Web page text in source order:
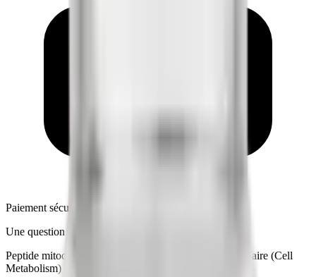
Paiement sécurisé
Une question ?
Peptide mitochondrial étudié pour le métabolisme cellulaire (Cell
Metabolism)